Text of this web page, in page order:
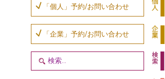
「個人」予約/お問い合わせ
「企業」予約/お問い合わせ